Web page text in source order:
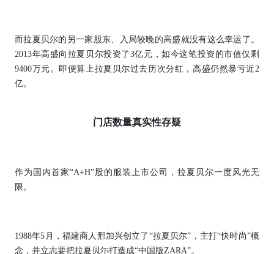
而拉夏贝尔的另一家股东、入局较晚的高盛就没有这么幸运了。
2013年高盛向拉夏贝尔投资了3亿元，如今这笔投资的市值仅剩
9400万元。即便算上拉夏贝尔过去历次分红，高盛仍然暴亏近2
亿。
门店数量真实性存疑
作为国内首家“A+H”股的服装上市公司，拉夏贝尔一度风光无
限。
1988年5月，福建商人邢加兴创立了“拉夏贝尔”，主打“快时尚”概
念，并立志要把拉夏贝尓打造成“中国版ZARA”。